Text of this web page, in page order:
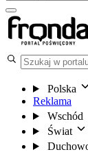
Polska
Reklama
Wschód
Świat